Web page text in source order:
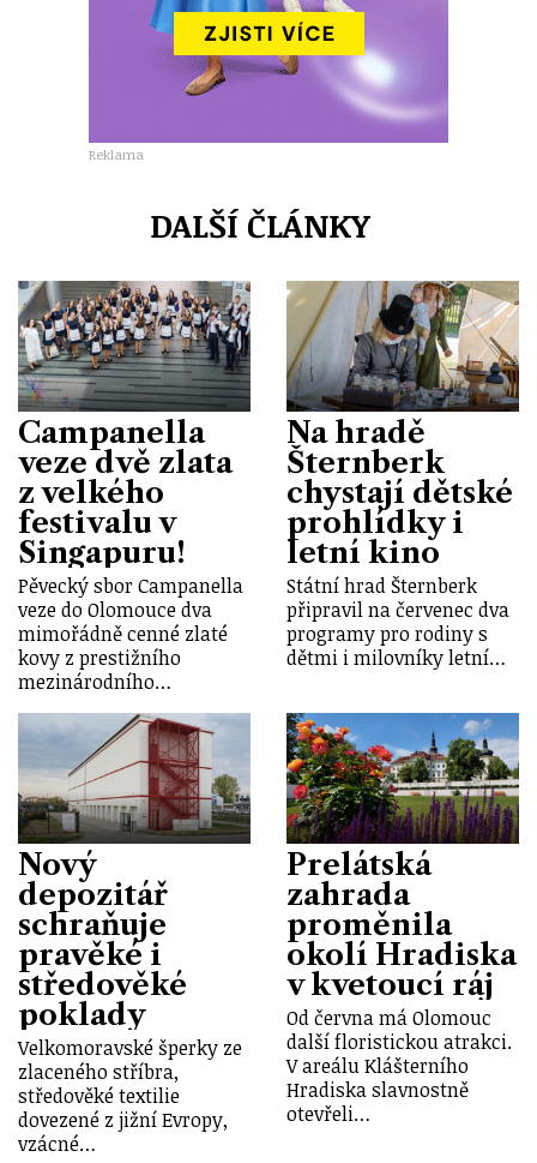
Reklama
DALŠÍ ČLÁNKY
Campanella
veze dvě zlata
z velkého
festivalu v
Singapuru!
Pěvecký sbor Campanella
veze do Olomouce dva
mimořádně cenné zlaté
kovy z prestižního
mezinárodního…
Na hradě
Šternberk
chystají dětské
prohlídky i
letní kino
Státní hrad Šternberk
připravil na červenec dva
programy pro rodiny s
dětmi i milovníky letní…
Nový
depozitář
schraňuje
pravěké i
středověké
poklady
Velkomoravské šperky ze
zlaceného stříbra,
středověké textilie
dovezené z jižní Evropy,
vzácné…
Prelátská
zahrada
proměnila
okolí Hradiska
v kvetoucí ráj
Od června má Olomouc
další floristickou atrakci.
V areálu Klášterního
Hradiska slavnostně
otevřeli…